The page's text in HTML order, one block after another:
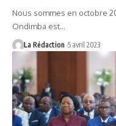
Nous sommes en octobre
Ondimba est…
La Rédaction 5 avril 2023